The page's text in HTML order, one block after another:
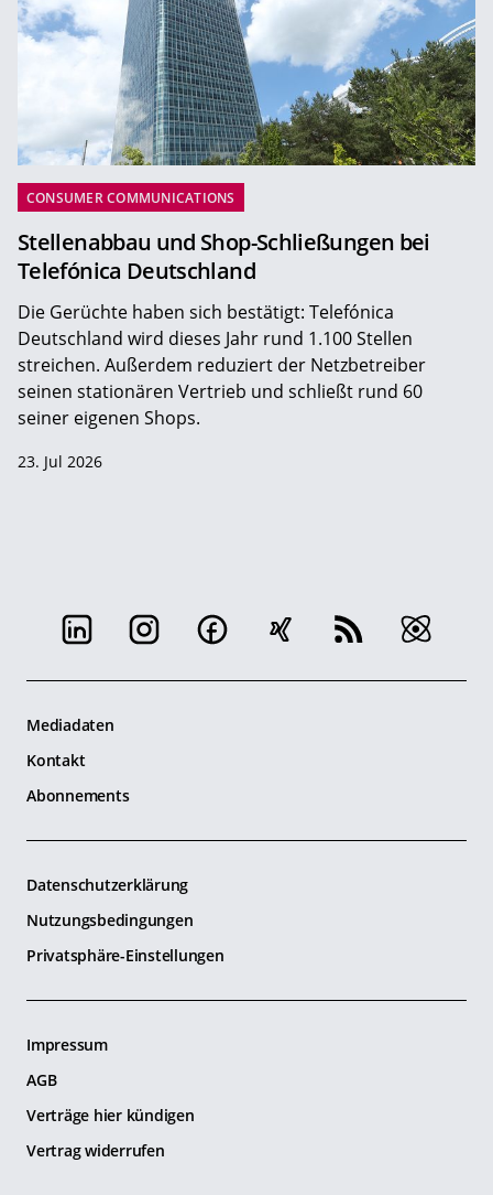
CONSUMER COMMUNICATIONS
Stellenabbau und Shop-Schließungen bei
Telefónica Deutschland
Die Gerüchte haben sich bestätigt: Telefónica
Deutschland wird dieses Jahr rund 1.100 Stellen
streichen. Außerdem reduziert der Netzbetreiber
seinen stationären Vertrieb und schließt rund 60
seiner eigenen Shops.
23. Jul 2026
Mediadaten
Kontakt
Abonnements
Datenschutzerklärung
Nutzungsbedingungen
Privatsphäre-Einstellungen
Impressum
AGB
Verträge hier kündigen
Vertrag widerrufen